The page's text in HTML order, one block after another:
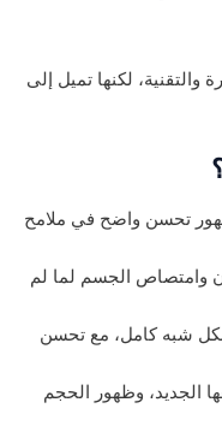
والتقنية، لكنها تميل إلى
تحسن واضح في ملامح
وامتصاص الجسم لما لم
شبه كامل، مع تحسن
الجديد، وظهور الحجم